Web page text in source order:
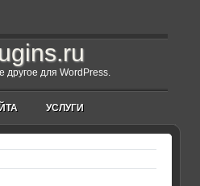
другое для WordPress.
УСЛУГИ